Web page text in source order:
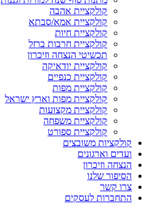
קולקציית אהבה
קולקציית אמא/סבתא
קולקציית חיות
קולקציית חרבות ברזל
תכשיטי הנצחה וזיכרון
קולקציית יודאיקה
קולקציית כנפיים
קולקציית מפות
קולקציית מפות וארץ ישראל
קולקציית מקצועות
קולקציית משפחה
קולקציית ספורט
קולקציות משובצים
ועדים וארגונים
הנצחה וזיכרון
הסיפור שלנו
צרו קשר
התחברות לעסקים